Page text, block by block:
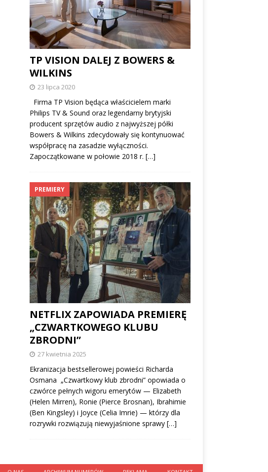
TP VISION DALEJ Z BOWERS &
WILKINS
23 lipca 2020
Firma TP Vision będąca właścicielem marki
Philips TV & Sound oraz legendarny brytyjski
producent sprzętów audio z najwyższej półki
Bowers & Wilkins zdecydowały się kontynuować
współpracę na zasadzie wyłączności.
Zapoczątkowane w połowie 2018 r. […]
PREMIERY
NETFLIX ZAPOWIADA PREMIERĘ
„CZWARTKOWEGO KLUBU
ZBRODNI”
27 kwietnia 2025
Ekranizacja bestsellerowej powieści Richarda
Osmana „Czwartkowy klub zbrodni” opowiada o
czwórce pełnych wigoru emerytów — Elizabeth
(Helen Mirren), Ronie (Pierce Brosnan), Ibrahimie
(Ben Kingsley) i Joyce (Celia Imrie) — którzy dla
rozrywki rozwiązują niewyjaśnione sprawy […]